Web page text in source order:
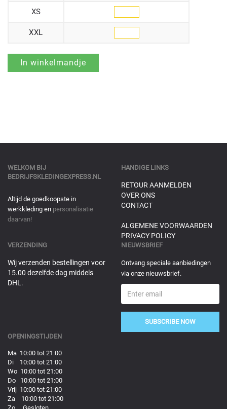
XS
XXL
WELKOM BIJ
BEDRIJFSKLEDINGEXPRESS.NL
Altijd de goedkoopste in
werkkleding en personalisatie
daarvan!
HANDIGE LINKS
RETOUR AANMELDEN
OVER ONS
CONTACT
ALGEMENE VOORWAARDEN
PRIVACY POLICY
VERZENDING
Wij verzenden bestellingen voor
15.00 dezelfde dag middels
DHL.
NIEUWSBRIEF
Ontvang speciale aanbiedingen
via onze nieuwsbrief.
SUBSCRIBE NOW
OPENINGSTIJDEN
Ma 10:00 tot 21:00
Di 10:00 tot 21:00
Wo 10:00 tot 21:00
Do 10:00 tot 21:00
Vrij 10:00 tot 21:00
Za 10:00 tot 21:00